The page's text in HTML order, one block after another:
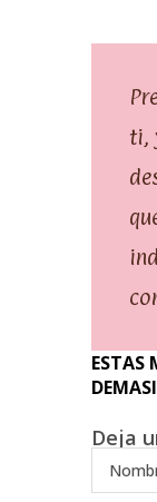
ti,
ESTAS
Deja